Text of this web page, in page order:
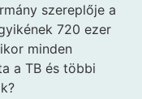
szereplője a
720 ezer
minden
a TB és többi